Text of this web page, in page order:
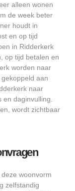
alleen wonen
de week beter
houdt in
en op tijd
in Ridderkerk
op tijd betalen en
worden naar
aan
naar
en daginvulling.
wordt zichtbaar
woonvorm
zelfstandig